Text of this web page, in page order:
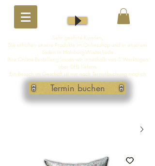
Sehr geehrte Kunden,
Sie erhalten unsere Produkte im Onlineshop und in unserem
Laden in Hamburg-Winterhude
Ihre Online-Bestellung lassen wir innerhalb von 5 Werktagen
über DHL liefern.
Ein Besuch im Geschäft ist nur nach Terminbuchung möglich
Termin buchen